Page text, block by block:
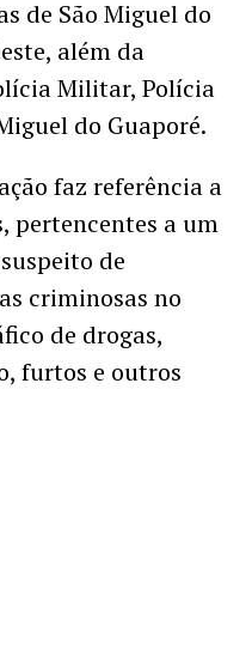
de São Miguel do
além da
Militar, Polícia
do Guaporé.
faz referência a
pertencentes a um
de
criminosas no
de drogas,
furtos e outros